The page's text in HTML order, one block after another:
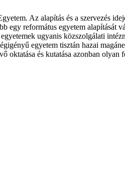
Az alapítás és a szervezés
református egyetem alapítását
ugyanis közszolgálati
egyetem tisztán hazai
oktatása és kutatása azonban